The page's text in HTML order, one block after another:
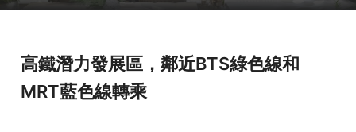
高鐵潛力發展區，鄰近BTS綠色線和
MRT藍色線轉乘